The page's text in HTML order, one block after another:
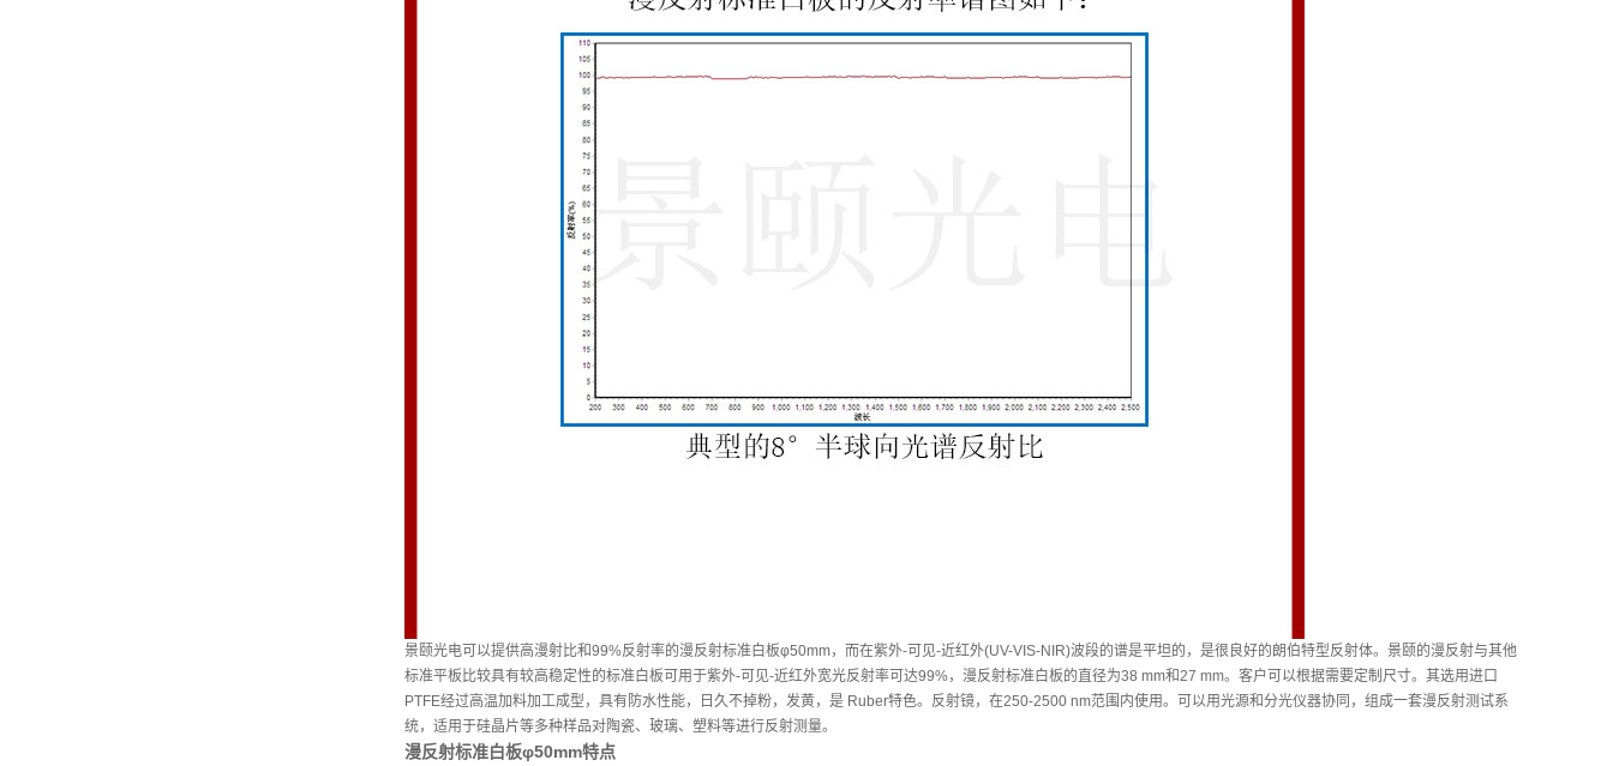
景颐光电可以提供高漫射比和99%反射率的漫反射标准白板φ50mm，而在紫外-可见-近红外(UV-VIS-NIR)波段的谱是平坦的，是很良好的朗伯特型反射体。景颐的漫反射与其他
标准平板比较具有较高稳定性的标准白板可用于紫外-可见-近红外宽光反射率可达99%，漫反射标准白板的直径为38 mm和27 mm。客户可以根据需要定制尺寸。其选用进口
PTFE经过高温加料加工成型，具有防水性能，日久不掉粉，发黄，是 Ruber特色。反射镜，在250-2500 nm范围内使用。可以用光源和分光仪器协同，组成一套漫反射测试系
统，适用于硅晶片等多种样品对陶瓷、玻璃、塑料等进行反射测量。
漫反射标准白板φ50mm特点